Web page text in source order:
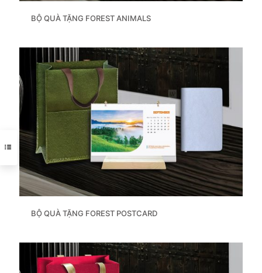
BỘ QUÀ TẶNG FOREST ANIMALS
BỘ QUÀ TẶNG FOREST POSTCARD